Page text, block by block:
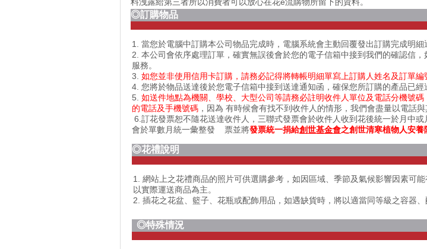
◎訂購物品
1. 當您於電腦中訂購本公司物品完成時，電腦系統會主動回覆發出訂購完成明
2. 本公司會依序處理訂單，確實無誤後會於您的電子信箱中接到我們的確認信
服務。
3. 如您並非使用信用卡訂購，請務必記得將轉帳明細單寫上訂購人姓名及訂單
4. 您將於物品送達後於您電子信箱中接到送達通知函，確保您所訂購的產品已
5. 如送件地點為機關、學校、大型公司等請務必註明收件人單位及電話分機號碼
的電話及手機號碼 ，因為 有時候會有找不到收件人的情形，我們會盡量以電話與
6.訂花發票恕不隨花送達收件人，三聯式發票會於收件人收到花後統一於月中或
會於單數月統一彙整發 票並將發票統一捐給創世基金會之創世清寒植物人安養
◎花禮說明
1. 網站上之花禮商品的照片可供選購參考，如因區域、季節及氣候影響因素可
以實際運送商品為主。
2. 插花之花盆、籃子、花瓶或配飾用品，如遇缺貨時，將以適當同等級之容器、
◎特殊情況